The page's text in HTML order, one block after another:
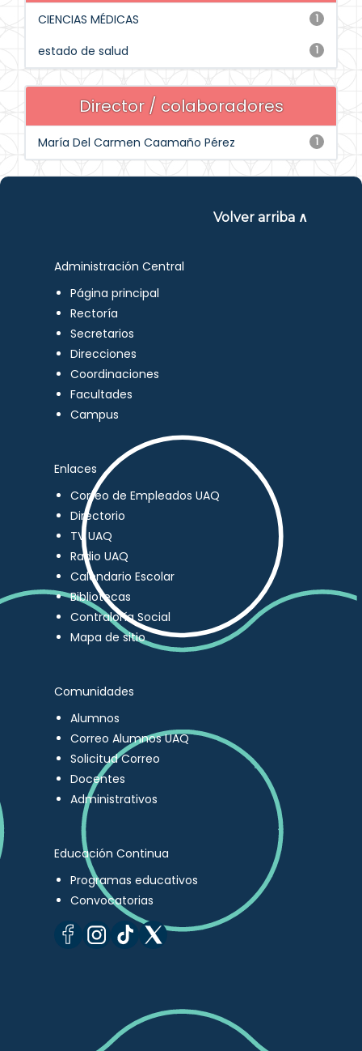
1
CIENCIAS MÉDICAS
1
estado de salud
Director / colaboradores
1
María Del Carmen Caamaño Pérez
Volver arriba ∧
Administración Central
Página principal
Rectoría
Secretarios
Direcciones
Coordinaciones
Facultades
Campus
Enlaces
Correo de Empleados UAQ
Directorio
TV UAQ
Radio UAQ
Calendario Escolar
Bibliotecas
Contraloría Social
Mapa de sitio
Comunidades
Alumnos
Correo Alumnos UAQ
Solicitud Correo
Docentes
Administrativos
Educación Continua
Programas educativos
Convocatorias